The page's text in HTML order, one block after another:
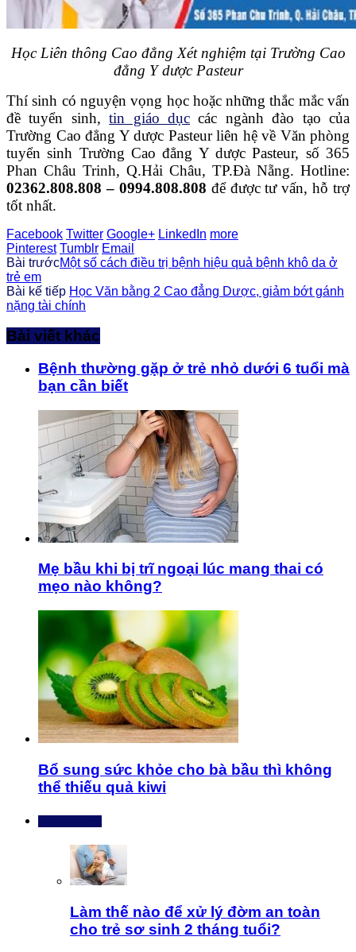
Học Liên thông Cao đẳng Xét nghiệm tại Trường Cao
đẳng Y dược Pasteur
Thí sinh có nguyện vọng học hoặc những thắc mắc vấn
đề tuyển sinh,tin giáo dục các ngành đào tạo của
Trường Cao đẳng Y dược Pasteur liên hệ về Văn phòng
tuyển sinh Trường Cao đẳng Y dược Pasteur, số 365
Phan Châu Trinh, Q.Hải Châu, TP.Đà Nẵng. Hotline:
02362.808.808 – 0994.808.808 để được tư vấn, hỗ trợ
tốt nhất.
Facebook Twitter Google+ LinkedIn more
Pinterest Tumblr Email
Bài trướcMột số cách điều trị bệnh hiệu quả bệnh khô da ở
trẻ em
Bài kế tiếp Học Văn bằng 2 Cao đẳng Dược, giảm bớt gánh
nặng tài chính
Bài viết khác
Bệnh thường gặp ở trẻ nhỏ dưới 6 tuổi mà
bạn cần biết
Mẹ bầu khi bị trĩ ngoại lúc mang thai có
mẹo nào không?
Bổ sung sức khỏe cho bà bầu thì không
thể thiếu quả kiwi
Làm thế nào để xử lý đờm an toàn
cho trẻ sơ sinh 2 tháng tuổi?